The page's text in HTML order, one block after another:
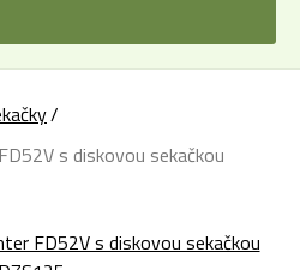
s diskovou sekačkou